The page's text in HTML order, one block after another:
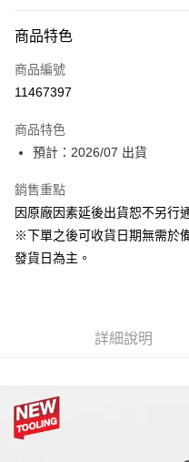
信用卡一次付款
超商取貨付款
大哥付你分期
【大哥付你分期使用說明】
1.本服務由台灣大哥大提供，台灣
流程，驗證手機門號後，選擇欲
成交易。
【繳款方式說明】
帳／街口支付／iPASS MONEY」
【注意事項】
1.本服務係由「台灣大哥大股份
ATM付款
運送方式
預購-付款後全家取貨(舊)
預購-7-11取貨付款(舊)
每筆NT$90，滿NT$3,000(含
商品特色
商品編號
11467397
商品特色
預計：2026/07 出貨
銷售重點
因原廠因素延後出貨恕不另行
※下單之後可收貨日期無需於
發貨日為主。
詳細說明